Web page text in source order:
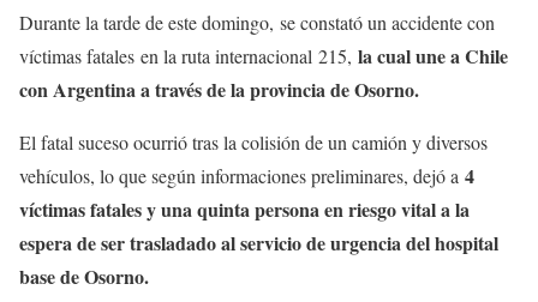
Durante la tarde de este domingo, se constató un accidente con
víctimas fatales en la ruta internacional 215, la cual une a Chile
con Argentina a través de la provincia de Osorno.
El fatal suceso ocurrió tras la colisión de un camión y diversos
vehículos, lo que según informaciones preliminares, dejó a 4
víctimas fatales y una quinta persona en riesgo vital a la
espera de ser trasladado al servicio de urgencia del hospital
base de Osorno.